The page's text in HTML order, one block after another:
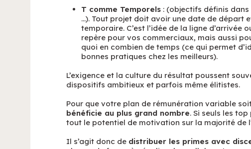
T comme Temporels: (objectifs définis dans
…). Tout projet doit avoir une date de départ
temporaire. C’est l’idée de la ligne d’arrivée
repère pour vos commerciaux, mais aussi
quoi en combien de temps (ce qui permet
bonnes pratiques chez les meilleurs).
L’exigence et la culture du résultat poussent
dispositifs ambitieux et parfois même élitistes.
Pour que votre plan de rémunération variable
bénéficie au plus grand nombre. Si seuls les
tout le potentiel de motivation sur la majorité de
Il s’agit donc de distribuer les primes avec